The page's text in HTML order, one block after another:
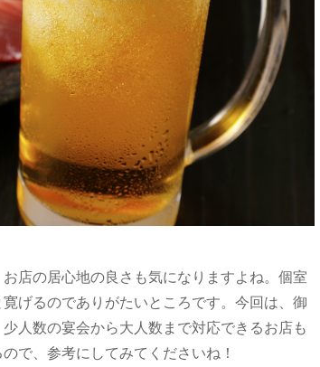
店の居心地の良さも気になりますよね。個室
げるのでありがたいところです。今回は、御
人数の宴会から大人数まで対応できるお店も
で、参考にしてみてくださいね！